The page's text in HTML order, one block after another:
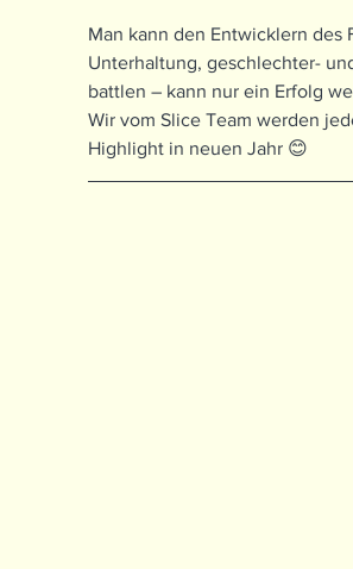
Man kann den Entwicklern des
Unterhaltung, geschlechter-
battlen – kann nur ein Erfolg
Wir vom Slice Team werden
Highlight in neuen Jahr 😊